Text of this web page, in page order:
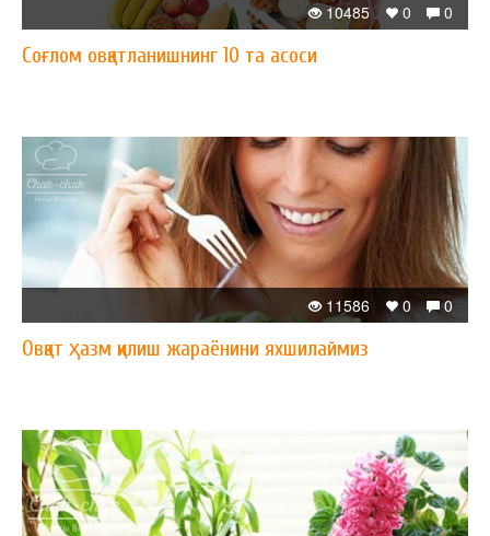
0
0
10485
Соғлом овқатланишнинг 10 та асоси
0
0
11586
Овқат ҳазм қилиш жараёнини яхшилаймиз